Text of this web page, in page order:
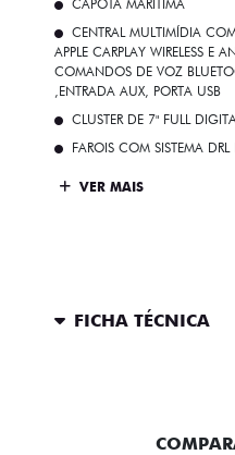
CAPOTA MARÍTIMA
CENTRAL MULTIMÍDIA
APPLE CARPLAY WIRELESS E
COMANDOS DE VOZ
,ENTRADA AUX, PORTA USB
CLUSTER DE 7" FULL
FAROIS COM SISTEMA
VER MAIS
FICHA TÉCNICA